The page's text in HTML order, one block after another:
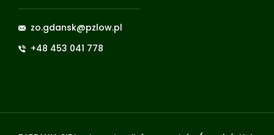
zo.gdansk@pzlow.pl
+48 453 041 778